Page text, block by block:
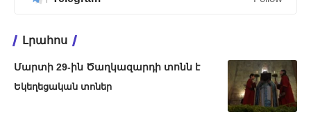
Լրահոս
Մարտի 29-ին Ծաղկազարդի տոնն է
Եկեղեցական տոներ